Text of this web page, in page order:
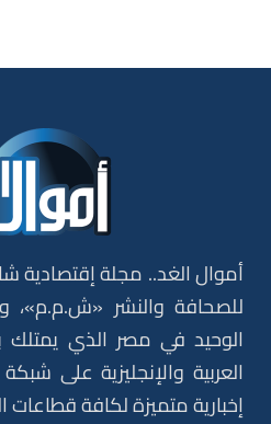
أموال الغد.. مجلة إقتصادية
للصحافة والنشر «ش.م.م»،
الوحيد في مصر الذي يمتلك
العربية والإنجليزية على
إخبارية متميزة لكافة قطاعات